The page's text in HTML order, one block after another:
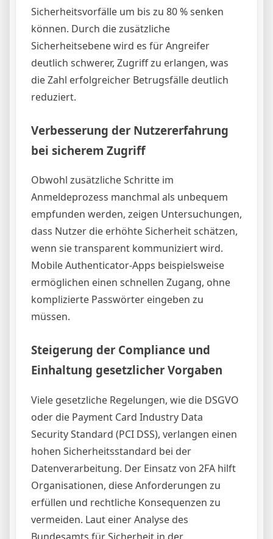
Sicherheitsvorfälle um bis zu 80 % senken
können. Durch die zusätzliche
Sicherheitsebene wird es für Angreifer
deutlich schwerer, Zugriff zu erlangen, was
die Zahl erfolgreicher Betrugsfälle deutlich
reduziert.
Verbesserung der Nutzererfahrung
bei sicherem Zugriff
Obwohl zusätzliche Schritte im
Anmeldeprozess manchmal als unbequem
empfunden werden, zeigen Untersuchungen,
dass Nutzer die erhöhte Sicherheit schätzen,
wenn sie transparent kommuniziert wird.
Mobile Authenticator-Apps beispielsweise
ermöglichen einen schnellen Zugang, ohne
komplizierte Passwörter eingeben zu
müssen.
Steigerung der Compliance und
Einhaltung gesetzlicher Vorgaben
Viele gesetzliche Regelungen, wie die DSGVO
oder die Payment Card Industry Data
Security Standard (PCI DSS), verlangen einen
hohen Sicherheitsstandard bei der
Datenverarbeitung. Der Einsatz von 2FA hilft
Organisationen, diese Anforderungen zu
erfüllen und rechtliche Konsequenzen zu
vermeiden. Laut einer Analyse des